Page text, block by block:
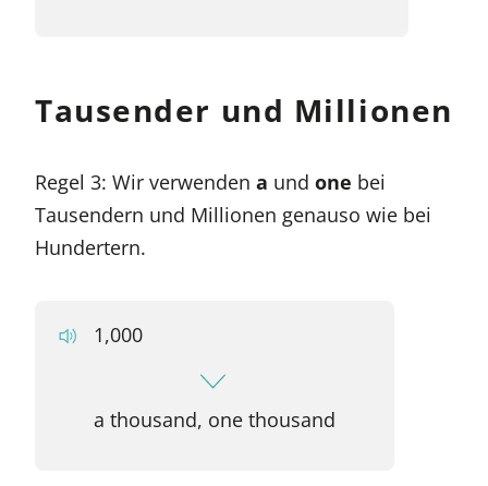
Tausender und Millionen
Regel 3: Wir verwenden a und one bei
Tausendern und Millionen genauso wie bei
Hundertern.
1,000
a thousand, one thousand